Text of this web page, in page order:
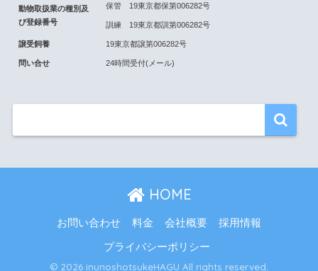
動物取扱業の種別及
び登録番号
保管 19東京都保第006282号
訓練 19東京都訓第006282号
譲受飼養 19東京都譲第006282号
問い合せ 24時間受付(メール)
HOME
お問い合わせ 料金 会社概要 採用情報
プライバシーポリシー
© 2026 inunoshotsukeHAGU All rights reserved.